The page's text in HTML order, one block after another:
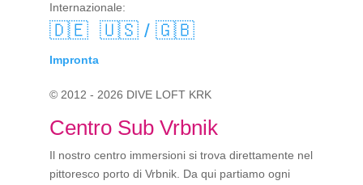
Internazionale:
🇩🇪 🇺🇸 / 🇬🇧
Impronta
© 2012 - 2026 DIVE LOFT KRK
Centro Sub Vrbnik
Il nostro centro immersioni si trova direttamente nel
pittoresco porto di Vrbnik. Da qui partiamo ogni